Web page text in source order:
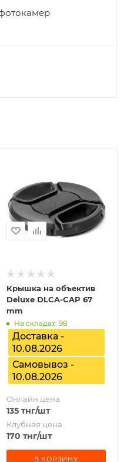
Крышка на объектив
Deluxe DLCA-CAP 67
mm
На складах: 98
Доставка -
10.08.2026
Самовывоз -
10.08.2026
Онлайн цена
135тнг/шт
Клубная цена
170 тнг/шт
В КОРЗИНУ